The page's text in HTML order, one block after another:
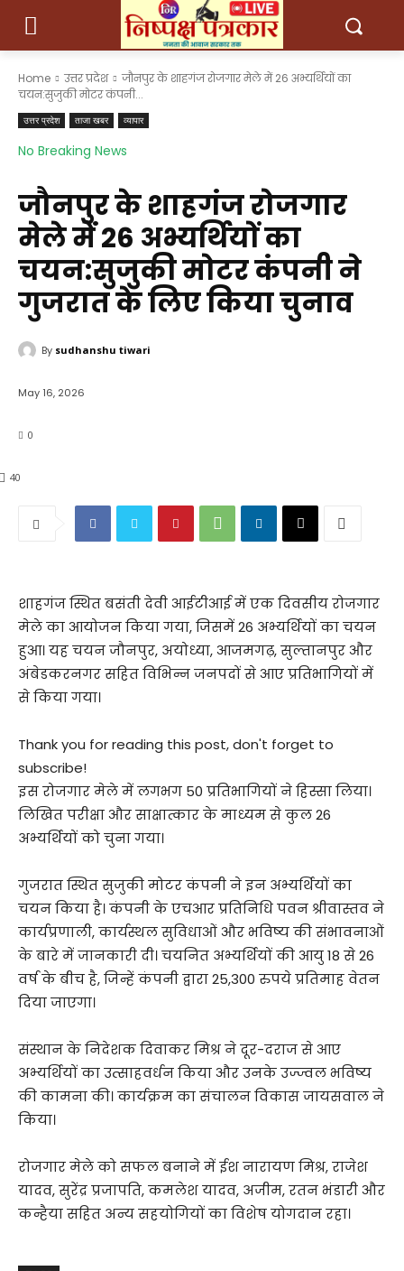
Home उत्तर प्रदेश
जौनपुर के शाहगंज रोजगार मेले में 26 अभ्यर्थियों का
चयन:सुजुकी मोटर कंपनी...
उत्तर प्रदेश ताजा खबर व्यापार
No Breaking News
जौनपुर के शाहगंज रोजगार
मेले में 26 अभ्यर्थियों का
चयन:सुजुकी मोटर कंपनी ने
गुजरात के लिए किया चुनाव
By sudhanshu tiwari
May 16, 2026
0
40
शाहगंज स्थित बसंती देवी आईटीआई में एक दिवसीय रोजगार
मेले का आयोजन किया गया, जिसमें 26 अभ्यर्थियों का चयन
हुआ। यह चयन जौनपुर, अयोध्या, आजमगढ़, सुल्तानपुर और
अंबेडकरनगर सहित विभिन्न जनपदों से आए प्रतिभागियों में
से किया गया।
Thank you for reading this post, don't forget to
subscribe!
इस रोजगार मेले में लगभग 50 प्रतिभागियों ने हिस्सा लिया।
लिखित परीक्षा और साक्षात्कार के माध्यम से कुल 26
अभ्यर्थियों को चुना गया।
गुजरात स्थित सुजुकी मोटर कंपनी ने इन अभ्यर्थियों का
चयन किया है। कंपनी के एचआर प्रतिनिधि पवन श्रीवास्तव ने
कार्यप्रणाली, कार्यस्थल सुविधाओं और भविष्य की संभावनाओं
के बारे में जानकारी दी। चयनित अभ्यर्थियों की आयु 18 से 26
वर्ष के बीच है, जिन्हें कंपनी द्वारा 25,300 रुपये प्रतिमाह वेतन
दिया जाएगा।
संस्थान के निदेशक दिवाकर मिश्र ने दूर-दराज से आए
अभ्यर्थियों का उत्साहवर्धन किया और उनके उज्ज्वल भविष्य
की कामना की। कार्यक्रम का संचालन विकास जायसवाल ने
किया।
रोजगार मेले को सफल बनाने में ईश नारायण मिश्र, राजेश
यादव, सुरेंद्र प्रजापति, कमलेश यादव, अजीम, रतन भंडारी और
कन्हैया सहित अन्य सहयोगियों का विशेष योगदान रहा।